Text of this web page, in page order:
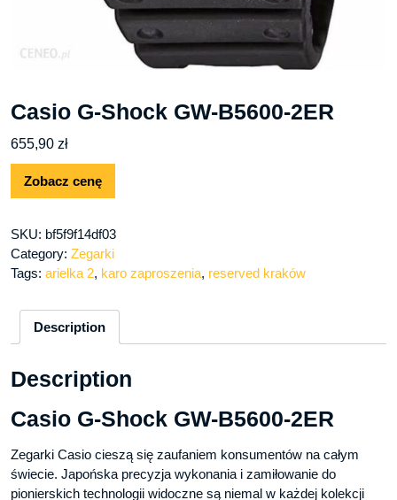
Casio G-Shock GW-B5600-2ER
655,90 zł
Zobacz cenę
SKU: bf5f9f14df03
Category: Zegarki
Tags: arielka 2, karo zaproszenia, reserved kraków
Description
Description
Casio G-Shock GW-B5600-2ER
Zegarki Casio cieszą się zaufaniem konsumentów na całym
świecie. Japońska precyzja wykonania i zamiłowanie do
pionierskich technologii widoczne są niemal w każdej kolekcji